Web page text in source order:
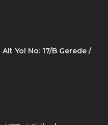
Yol No: 17/B Gerede /